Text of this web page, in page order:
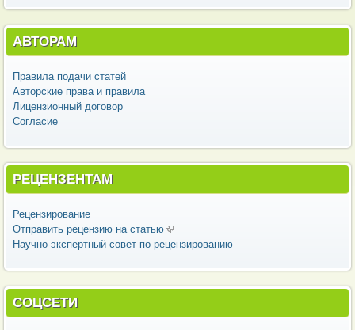
АВТОРАМ
Правила подачи статей
Авторские права и правила
Лицензионный договор
Согласие
РЕЦЕНЗЕНТАМ
Рецензирование
Отправить рецензию на статью(внешняя ссылка)
Научно-экспертный совет по рецензированию
СОЦСЕТИ